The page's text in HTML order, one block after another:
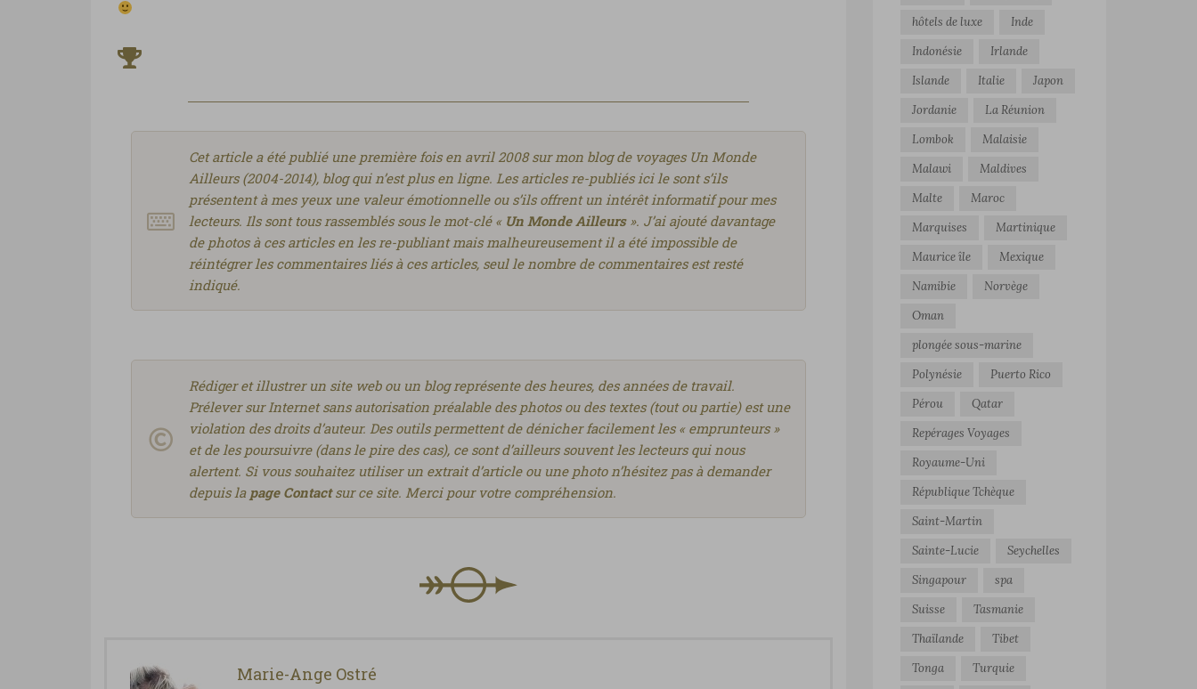
Cet article a été publié une première fois en avril 2008 sur mon blog de voyages Un Monde
Ailleurs (2004-2014), blog qui n’est plus en ligne. Les articles re-publiés ici le sont s’ils
présentent à mes yeux une valeur émotionnelle ou s’ils offrent un intérêt informatif pour mes
lecteurs. Ils sont tous rassemblés sous le mot-clé « Un Monde Ailleurs». J’ai ajouté davantage
de photos à ces articles en les re-publiant mais malheureusement il a été impossible de
réintégrer les commentaires liés à ces articles, seul le nombre de commentaires est resté
indiqué.
Rédiger et illustrer un site web ou un blog représente des heures, des années de travail.
Prélever sur Internet sans autorisation préalable des photos ou des textes (tout ou partie) est une
violation des droits d’auteur. Des outils permettent de dénicher facilement les « emprunteurs »
et de les poursuivre (dans le pire des cas), ce sont d’ailleurs souvent les lecteurs qui nous
alertent. Si vous souhaitez utiliser un extrait d’article ou une photo n’hésitez pas à demander
depuis la page Contactsur ce site. Merci pour votre compréhension.
Marie-Ange Ostré
hôtels de luxe
Inde
Indonésie
Irlande
Islande
Italie
Japon
Jordanie
La Réunion
Lombok
Malaisie
Malawi
Maldives
Malte
Maroc
Marquises
Martinique
Maurice île
Mexique
Namibie
Norvège
Oman
plongée sous-marine
Polynésie
Puerto Rico
Pérou
Qatar
Repérages Voyages
Royaume-Uni
République Tchèque
Saint-Martin
Sainte-Lucie
Seychelles
Singapour
spa
Suisse
Tasmanie
Thaïlande
Tibet
Tonga
Turquie